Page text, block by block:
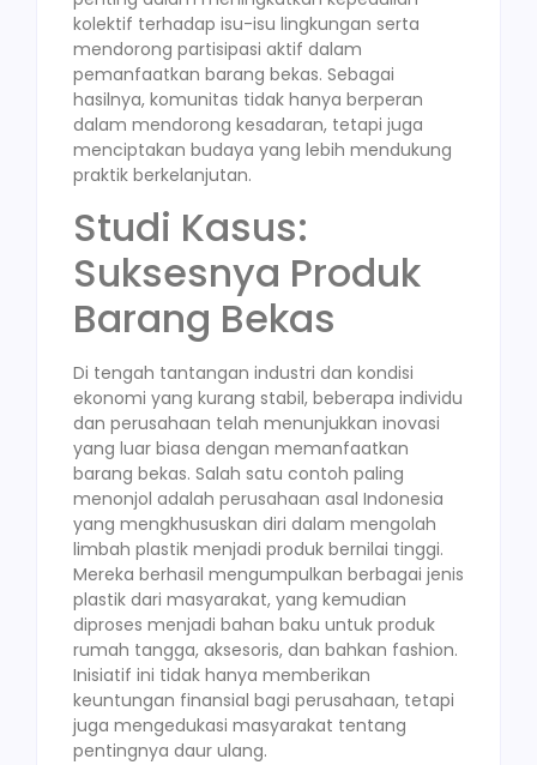
kolektif terhadap isu-isu lingkungan serta
mendorong partisipasi aktif dalam
pemanfaatkan barang bekas. Sebagai
hasilnya, komunitas tidak hanya berperan
dalam mendorong kesadaran, tetapi juga
menciptakan budaya yang lebih mendukung
praktik berkelanjutan.
Studi Kasus:
Suksesnya Produk
Barang Bekas
Di tengah tantangan industri dan kondisi
ekonomi yang kurang stabil, beberapa individu
dan perusahaan telah menunjukkan inovasi
yang luar biasa dengan memanfaatkan
barang bekas. Salah satu contoh paling
menonjol adalah perusahaan asal Indonesia
yang mengkhususkan diri dalam mengolah
limbah plastik menjadi produk bernilai tinggi.
Mereka berhasil mengumpulkan berbagai jenis
plastik dari masyarakat, yang kemudian
diproses menjadi bahan baku untuk produk
rumah tangga, aksesoris, dan bahkan fashion.
Inisiatif ini tidak hanya memberikan
keuntungan finansial bagi perusahaan, tetapi
juga mengedukasi masyarakat tentang
pentingnya daur ulang.